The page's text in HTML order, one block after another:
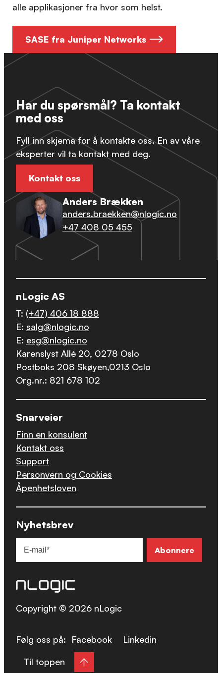
alle applikasjoner fra hvor som helst.
SASE fra Juniper Networks
Har du spørsmål? Ta kontakt
med oss
Fyll inn skjema for å kontakte oss. En av våre
eksperter vil ta kontakt med deg.
Kontakt oss
Anders Brækken
anders.braekken@nlogic.no
+47 408 05 455
nLogic AS
T: (+47) 406 18 888
E: salg@nlogic.no
E: esg@nlogic.no
Karenslyst Allé 20, 0278 Oslo
Postboks 208 Skøyen,0213 Oslo
Org.nr.: 821 678 102
Snarveier
Finn en konsulent
Kontakt oss
Support
Personvern og Cookies
Åpenhetsloven
Nyhetsbrev
Til toppen
Copyright © 2026 nLogic
Følg oss på: Facebook Linkedin